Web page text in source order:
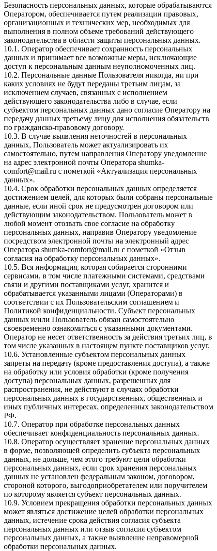
Безопасность персональных данных, которые обрабатываются
Оператором, обеспечивается путем реализации правовых,
организационных и технических мер, необходимых для
выполнения в полном объеме требований действующего
законодательства в области защиты персональных данных.
10.1. Оператор обеспечивает сохранность персональных
данных и принимает все возможные меры, исключающие
доступ к персональным данным неуполномоченных лиц.
10.2. Персональные данные Пользователя никогда, ни при
каких условиях не будут переданы третьим лицам, за
исключением случаев, связанных с исполнением
действующего законодательства либо в случае, если
субъектом персональных данных дано согласие Оператору на
передачу данных третьему лицу для исполнения обязательств
по гражданско-правовому договору.
10.3. В случае выявления неточностей в персональных
данных, Пользователь может актуализировать их
самостоятельно, путем направления Оператору уведомление
на адрес электронной почты Оператора shumka-
comfort@mail.ru с пометкой «Актуализация персональных
данных».
10.4. Срок обработки персональных данных определяется
достижением целей, для которых были собраны персональные
данные, если иной срок не предусмотрен договором или
действующим законодательством. Пользователь может в
любой момент отозвать свое согласие на обработку
персональных данных, направив Оператору уведомление
посредством электронной почты на электронный адрес
Оператора shumka-comfort@mail.ru с пометкой «Отзыв
согласия на обработку персональных данных».
10.5. Вся информация, которая собирается сторонними
сервисами, в том числе платежными системами, средствами
связи и другими поставщиками услуг, хранится и
обрабатывается указанными лицами (Операторами) в
соответствии с их Пользовательским соглашением и
Политикой конфиденциальности. Субъект персональных
данных и/или Пользователь обязан самостоятельно
своевременно ознакомиться с указанными документами.
Оператор не несет ответственность за действия третьих лиц, в
том числе указанных в настоящем пункте поставщиков услуг.
10.6. Установленные субъектом персональных данных
запреты на передачу (кроме предоставления доступа), а также
на обработку или условия обработки (кроме получения
доступа) персональных данных, разрешенных для
распространения, не действуют в случаях обработки
персональных данных в государственных, общественных и
иных публичных интересах, определенных законодательством
РФ.
10.7. Оператор при обработке персональных данных
обеспечивает конфиденциальность персональных данных.
10.8. Оператор осуществляет хранение персональных данных
в форме, позволяющей определить субъекта персональных
данных, не дольше, чем этого требуют цели обработки
персональных данных, если срок хранения персональных
данных не установлен федеральным законом, договором,
стороной которого, выгодоприобретателем или поручителем
по которому является субъект персональных данных.
10.9. Условием прекращения обработки персональных данных
может являться достижение целей обработки персональных
данных, истечение срока действия согласия субъекта
персональных данных или отзыв согласия субъектом
персональных данных, а также выявление неправомерной
обработки персональных данных.